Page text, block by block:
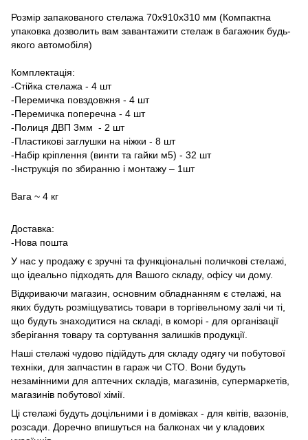
Розмір запакованого стелажа 70х910х310 мм (Компактна
упаковка дозволить вам завантажити стелаж в багажник будь-
якого автомобіля)
Комплектація:
-Стійка стелажа - 4 шт
-Перемичка повздовжня - 4 шт
-Перемичка поперечна - 4 шт
-Полиця ДВП 3мм - 2 шт
-Пластикові заглушки на ніжки - 8 шт
-Набір кріплення (винти та гайки м5) - 32 шт
-Інструкція по збиранню і монтажу – 1шт
Вага ~ 4 кг
Доставка:
-Нова пошта
У нас у продажу є зручні та функціональні поличкові стелажі,
що ідеально підходять для Вашого складу, офісу чи дому.
Відкриваючи магазин, основним обладнанням є стелажі, на
яких будуть розміщуватись товари в торгівельному залі чи ті,
що будуть знаходитися на складі, в коморі - для організації
зберігання товару та сортування залишків продукції.
Наші стелажі чудово підійдуть для складу одягу чи побутової
техніки, для запчастин в гараж чи СТО. Вони будуть
незамінними для аптечних складів, магазинів, супермаркетів,
магазинів побутової хімії.
Ці стелажі будуть доцільними і в домівках - для квітів, вазонів,
розсади. Доречно впишуться на балконах чи у кладових